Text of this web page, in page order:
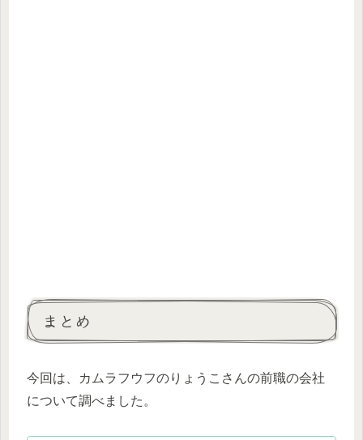
まとめ
今回は、カムラフウフのりょうこさんの前職の会社
について調べました。